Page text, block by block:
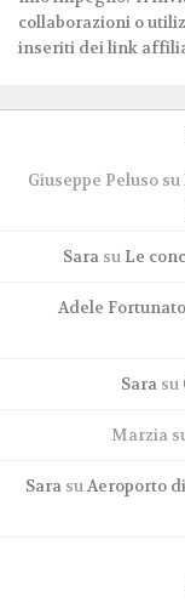
collaborazioni o
inseriti dei link
Giuseppe Pelusosu
Sara su Le
Adele Fortunato
Sara su
Marzia
Sara suAeroporto